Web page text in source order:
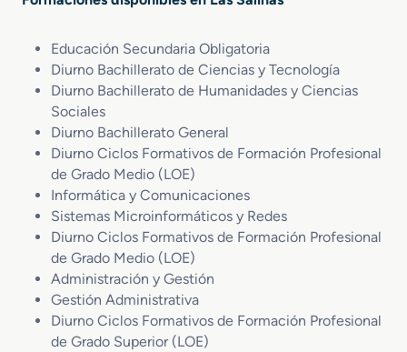
Educación Secundaria Obligatoria
Diurno Bachillerato de Ciencias y Tecnología
Diurno Bachillerato de Humanidades y Ciencias
Sociales
Diurno Bachillerato General
Diurno Ciclos Formativos de Formación Profesional
de Grado Medio (LOE)
Informática y Comunicaciones
Sistemas Microinformáticos y Redes
Diurno Ciclos Formativos de Formación Profesional
de Grado Medio (LOE)
Administración y Gestión
Gestión Administrativa
Diurno Ciclos Formativos de Formación Profesional
de Grado Superior (LOE)